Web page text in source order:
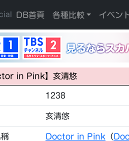
DB首頁 各種比較 イベン
in Pink】亥清悠
1238
亥清悠
Doctor in Pink （